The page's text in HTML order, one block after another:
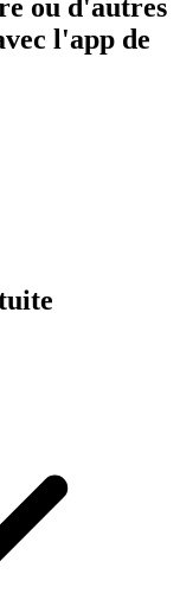
ou d'autres
l'app de